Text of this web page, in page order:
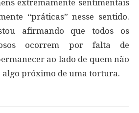
extremamente sentimentais
“práticas” nesse sentido.
afirmando que todos os
ocorrem por falta de
ao lado de quem não
algo próximo de uma tortura.